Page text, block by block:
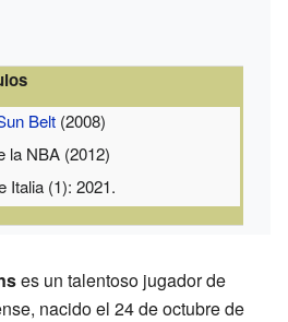
Belt (2008)
la NBA (2012)
Italia (1): 2021.
es un talentoso jugador de
nacido el 24 de octubre de